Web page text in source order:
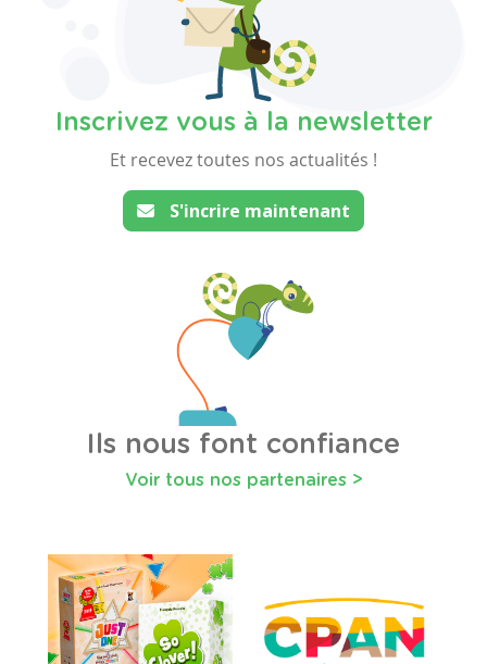
Inscrivez vous à la newsletter
Et recevez toutes nos actualités !
S'incrire maintenant
Ils nous font confiance
Voir tous nos partenaires >